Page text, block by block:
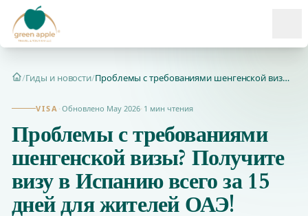
Главная
/Гиды и новости/ Проблемы с требованиями шенгенской визы? Получите визу в Исп...
VISA · Обновлено May 2026· 1 мин чтения
Проблемы с требованиями
шенгенской визы? Получите
визу в Испанию всего за 15
дней для жителей ОАЭ!